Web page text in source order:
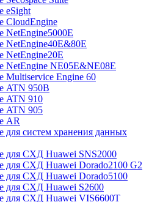
eSight
CloudEngine
NetEngine5000E
NetEngine40E&80E
NetEngine20E
NetEngine NE05E&NE08E
Multiservice Engine 60
ATN 950B
ATN 910
ATN 905
AR
для систем хранения данных
для СХД Huawei SNS2000
для СХД Huawei Dorado2100 G2
для СХД Huawei Dorado5100
для СХД Huawei S2600
для СХД Huawei VIS6600T